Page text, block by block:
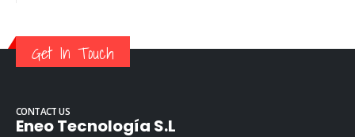
Get In Touch
CONTACT US
Eneo Tecnología S.L